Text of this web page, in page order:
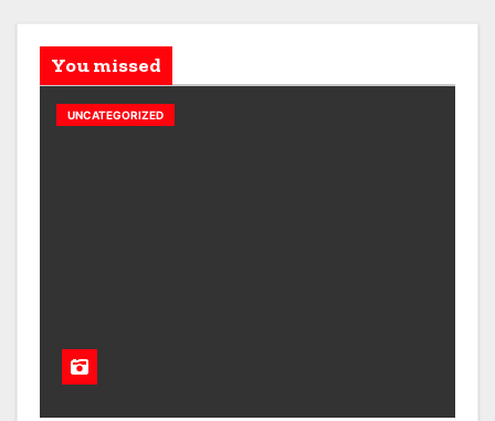
You missed
UNCATEGORIZED